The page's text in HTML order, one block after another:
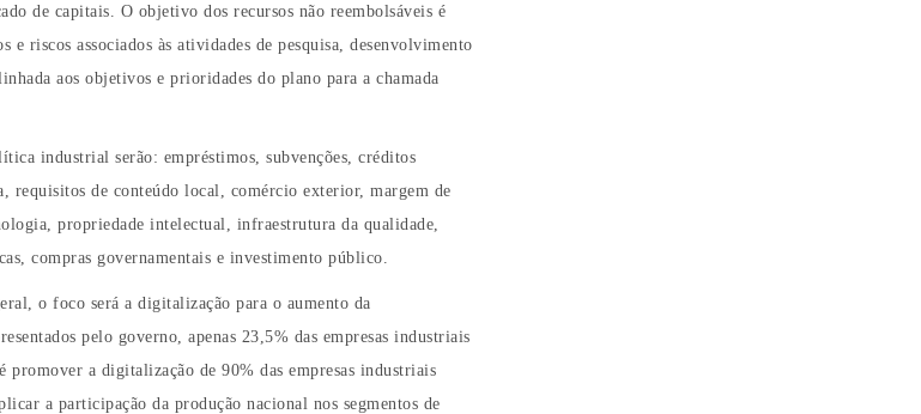
de capitais. O objetivo dos recursos não reembolsáveis é
e riscos associados às atividades de pesquisa, desenvolvimento
aos objetivos e prioridades do plano para a chamada
industrial serão: empréstimos, subvenções, créditos
requisitos de conteúdo local, comércio exterior, margem de
propriedade intelectual, infraestrutura da qualidade,
compras governamentais e investimento público.
o foco será a digitalização para o aumento da
pelo governo, apenas 23,5% das empresas industriais
promover a digitalização de 90% das empresas industriais
a participação da produção nacional nos segmentos de